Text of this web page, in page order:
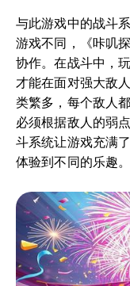
与此游戏中的战斗
游戏不同，《咔叽
协作。在战斗中，
才能在面对强大敌
类繁多，每个敌人
必须根据敌人的弱
斗系统让游戏充满
体验到不同的乐趣。